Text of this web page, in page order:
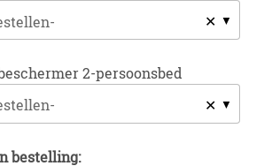
✕
2-persoonsbed
✕
bestelling: